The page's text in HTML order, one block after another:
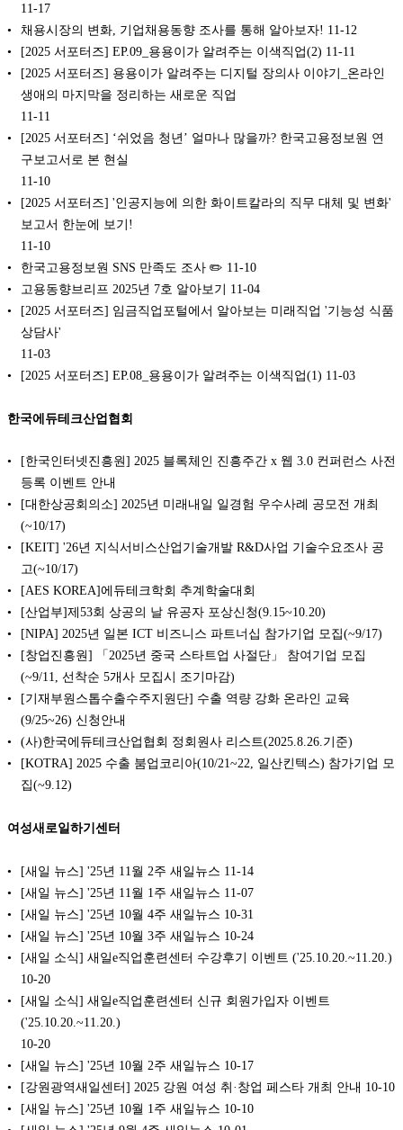
11-17
채용시장의 변화, 기업채용동향 조사를 통해 알아보자! 11-12
[2025 서포터즈] EP.09_용용이가 알려주는 이색직업(2) 11-11
[2025 서포터즈] 용용이가 알려주는 디지털 장의사 이야기_온라인
생애의 마지막을 정리하는 새로운 직업
11-11
[2025 서포터즈] ‘쉬었음 청년’ 얼마나 많을까? 한국고용정보원 연
구보고서로 본 현실
11-10
[2025 서포터즈] '인공지능에 의한 화이트칼라의 직무 대체 및 변화'
보고서 한눈에 보기!
11-10
한국고용정보원 SNS 만족도 조사 ✏️ 11-10
고용동향브리프 2025년 7호 알아보기 11-04
[2025 서포터즈] 임금직업포털에서 알아보는 미래직업 '기능성 식품
상담사'
11-03
[2025 서포터즈] EP.08_용용이가 알려주는 이색직업(1) 11-03
한국에듀테크산업협회
[한국인터넷진흥원] 2025 블록체인 진흥주간 x 웹 3.0 컨퍼런스 사전
등록 이벤트 안내
[대한상공회의소] 2025년 미래내일 일경험 우수사례 공모전 개최
(~10/17)
[KEIT] '26년 지식서비스산업기술개발 R&D사업 기술수요조사 공
고(~10/17)
[AES KOREA]에듀테크학회 추계학술대회
[산업부]제53회 상공의 날 유공자 포상신청(9.15~10.20)
[NIPA] 2025년 일본 ICT 비즈니스 파트너십 참가기업 모집(~9/17)
[창업진흥원] 「2025년 중국 스타트업 사절단」 참여기업 모집
(~9/11, 선착순 5개사 모집시 조기마감)
[기재부원스톱수출수주지원단] 수출 역량 강화 온라인 교육
(9/25~26) 신청안내
(사)한국에듀테크산업협회 정회원사 리스트(2025.8.26.기준)
[KOTRA] 2025 수출 붐업코리아(10/21~22, 일산킨텍스) 참가기업 모
집(~9.12)
여성새로일하기센터
[새일 뉴스] '25년 11월 2주 새일뉴스 11-14
[새일 뉴스] '25년 11월 1주 새일뉴스 11-07
[새일 뉴스] '25년 10월 4주 새일뉴스 10-31
[새일 뉴스] '25년 10월 3주 새일뉴스 10-24
[새일 소식] 새일e직업훈련센터 수강후기 이벤트 ('25.10.20.~11.20.)
10-20
[새일 소식] 새일e직업훈련센터 신규 회원가입자 이벤트
('25.10.20.~11.20.)
10-20
[새일 뉴스] '25년 10월 2주 새일뉴스 10-17
[강원광역새일센터] 2025 강원 여성 취·창업 페스타 개최 안내 10-10
[새일 뉴스] '25년 10월 1주 새일뉴스 10-10